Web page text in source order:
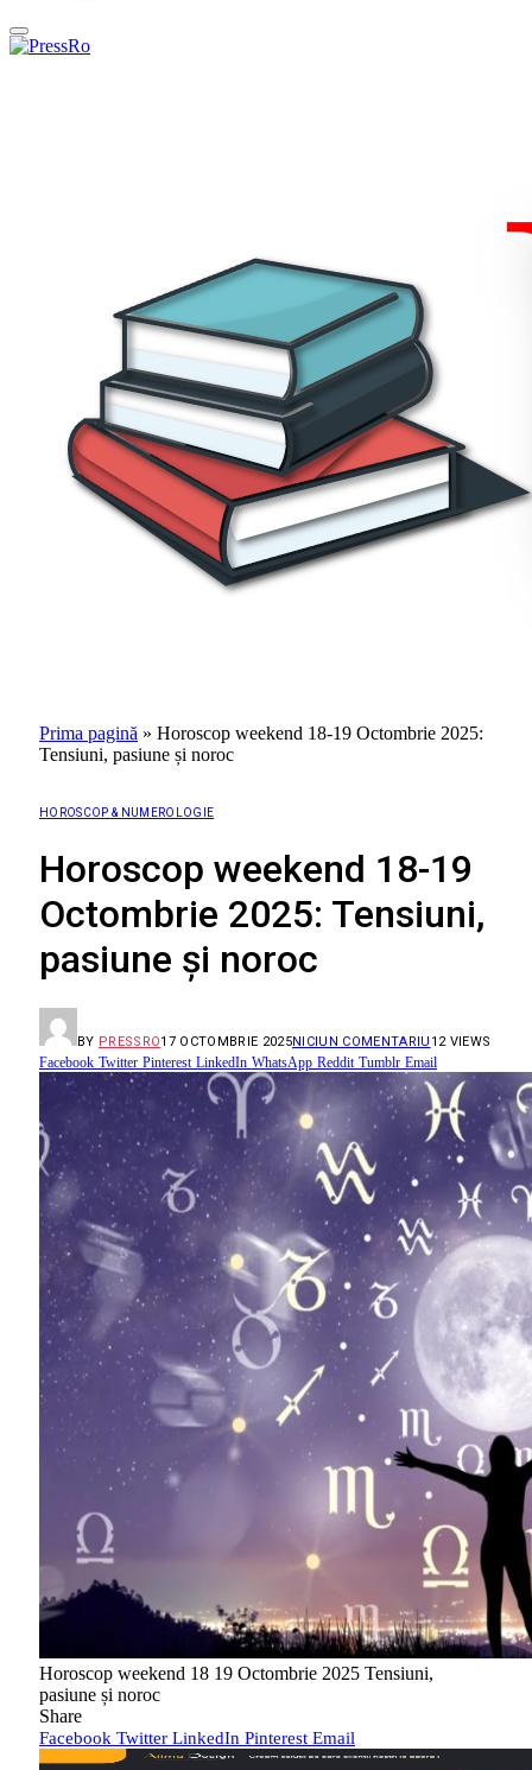
Prima pagină » Horoscop weekend 18-19 Octombrie 2025:
Tensiuni, pasiune și noroc
HOROSCOP & NUMEROLOGIE
Horoscop weekend 18-19
Octombrie 2025: Tensiuni,
pasiune și noroc
BY PRESSRO17 OCTOMBRIE 2025NICIUN COMENTARIU 12 VIEWS
Facebook Twitter Pinterest LinkedIn WhatsApp Reddit Tumblr Email
Horoscop weekend 18 19 Octombrie 2025 Tensiuni,
pasiune și noroc
Share
Facebook Twitter LinkedIn Pinterest Email